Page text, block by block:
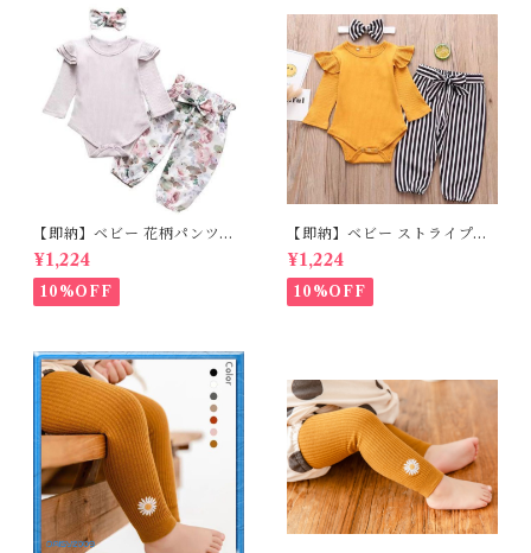
0 80 90 100 110cm
【即納】ベビー 花柄パンツ&
ロンパースset＋ヘッドバンド
3点セット☆女の子 フェミニン
80cm
¥1,224
10%OFF
【即納】ベビー ストライプパ
ンツ&フリルロンパースset＋
ヘッドバンド 3点セット☆女の
子 マニッシュ 80㎝
¥1,224
10%OFF